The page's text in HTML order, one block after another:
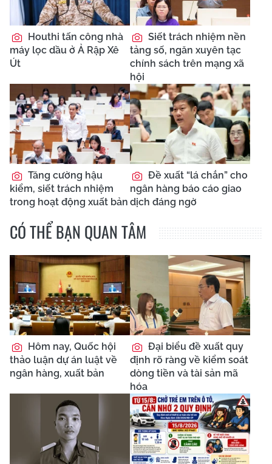
Houthi tấn công nhà
máy lọc dầu ở Ả Rập Xê
Út
Siết trách nhiệm nền
tảng số, ngăn xuyên tạc
chính sách trên mạng xã
hội
Tăng cường hậu
kiểm, siết trách nhiệm
trong hoạt động xuất bản
Đề xuất “lá chắn” cho
ngân hàng báo cáo giao
dịch đáng ngờ
CÓ THỂ BẠN QUAN TÂM
Hôm nay, Quốc hội
thảo luận dự án luật về
ngân hàng, xuất bản
Đại biểu đề xuất quy
định rõ ràng về kiểm soát
dòng tiền và tài sản mã
hóa